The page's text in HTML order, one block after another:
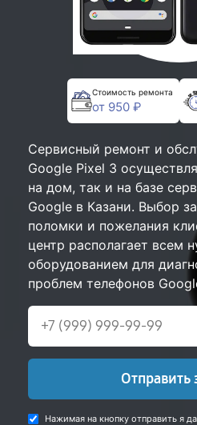
Стоимость ремонта
от 950 ₽
Сервисный ремонт и
Google Pixel 3
на дом, так и на базе
Google в Казани. Выбор
поломки и пожелания
центр располагает всем
оборудованием для
проблем телефонов
Отправить
Нажимая на кнопку отправить я